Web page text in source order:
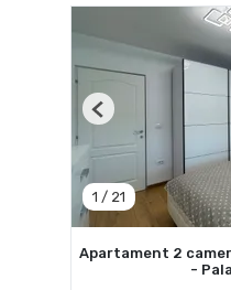
1 / 21
Previous
Apartament 2
-